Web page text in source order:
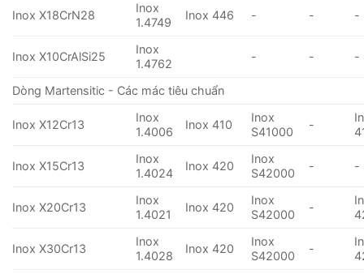
Inox X18CrN28
Inox
1.4749
Inox 446 - - -
Inox X10CrAlSi25
Inox
1.4762
- - -
Dòng Martensitic - Các mác tiêu chuẩn
Inox X12Cr13
Inox
1.4006
Inox 410
Inox
S41000
-
Inox X15Cr13
Inox
1.4024
Inox 420
Inox
S42000
- -
Inox X20Cr13
Inox
1.4021
Inox 420
Inox
S42000
-
Inox X30Cr13
Inox
1.4028
Inox 420
Inox
S42000
-